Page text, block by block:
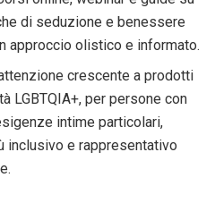
di seduzione e benessere
approccio olistico e informato.
crescente a prodotti
LGBTQIA+, per persone con
intime particolari,
inclusivo e rappresentativo